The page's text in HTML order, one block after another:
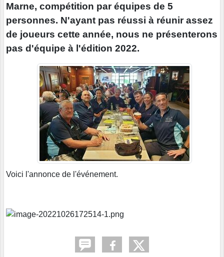
Marne, compétition par équipes de 5
personnes. N'ayant pas réussi à réunir assez
de joueurs cette année, nous ne présenterons
pas d'équipe à l'édition 2022.
Voici l'annonce de l'événement.